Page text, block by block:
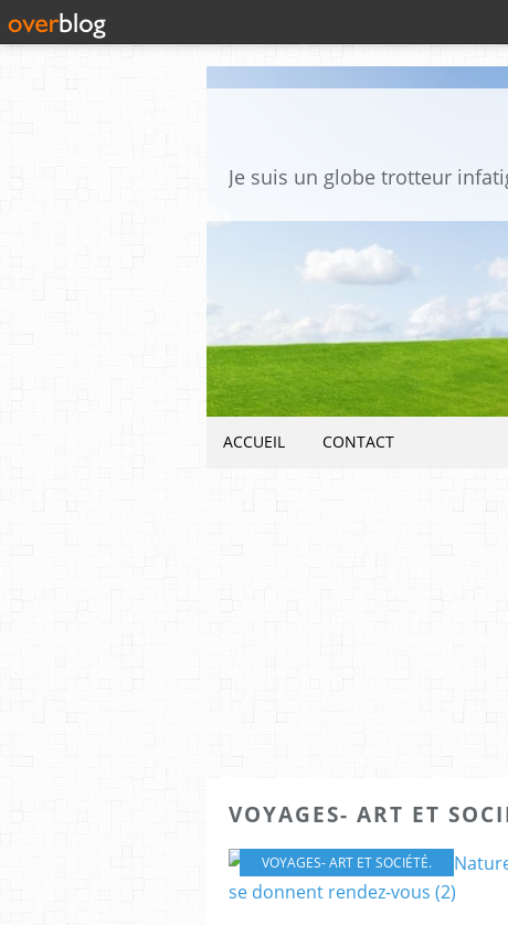
ACCUEIL CONTACT
VOYAGES- ART ET
VOYAGES- ART ET SOCIÉTÉ.